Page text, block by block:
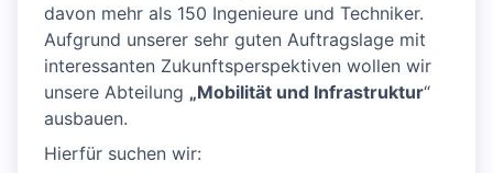
davon mehr als 150 Ingenieure und Techniker.
Aufgrund unserer sehr guten Auftragslage mit
interessanten Zukunftsperspektiven wollen wir
unsere Abteilung „Mobilität und Infrastruktur“
ausbauen.
Hierfür suchen wir: